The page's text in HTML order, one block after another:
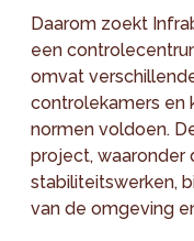
Daarom zoekt
een
omvat
controlekamers en
normen voldoen.
project, waaronder
stabiliteitswerken,
van de omgeving